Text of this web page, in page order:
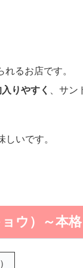
れるお店です。
りやすく
、サ
しいです。
ウ）～本